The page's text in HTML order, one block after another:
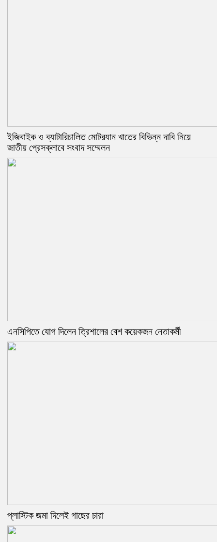
ইজিবাইক ও ব্যাটারিচালিত মোটরযান খাতের বিভিন্ন দাবি নিয়ে
জাতীয় প্রেসক্লাবে সংবাদ সম্মেলন
এনসিপিতে যোগ দিলেন ত্রিশালের বেশ কয়েকজন নেতাকর্মী
প্লাস্টিক জমা দিলেই গাছের চারা